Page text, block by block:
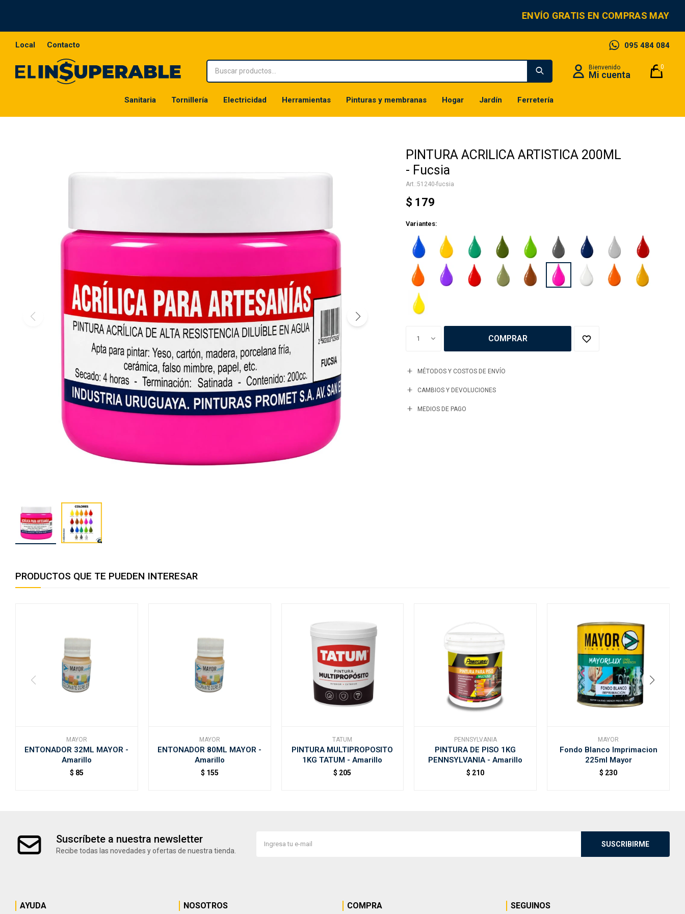
ENVÍO GRATIS EN COMPRAS
Sanitaria Tornillería Electricidad Herramientas Pinturas y membranas Hogar Jardín Ferretería
0
095 484 084
Local Contacto
PINTURA ACRILICA ARTISTICA 200ML
- Fucsia
51240-fucsia
$ 179
Variantes:
1 COMPRAR
MÉTODOS Y COSTOS DE ENVÍO
CAMBIOS Y DEVOLUCIONES
MEDIOS DE PAGO
PRODUCTOS QUE TE PUEDEN INTERESAR
MAYOR
ENTONADOR 32ML MAYOR -
Amarillo
$ 85
MAYOR
ENTONADOR 80ML MAYOR -
Amarillo
$ 155
TATUM
PINTURA MULTIPROPOSITO
1KG TATUM - Amarillo
$ 205
PENNSYLVANIA
PINTURA DE PISO 1KG
PENNSYLVANIA - Amarillo
$ 210
MAYOR
Fondo Blanco Imprimacion
225ml Mayor
$ 230
Suscríbete a nuestra newsletter
Recibe todas las novedades y ofertas de nuestra tienda.
SUSCRIBIRME
AYUDA NOSOTROS COMPRA SEGUINOS